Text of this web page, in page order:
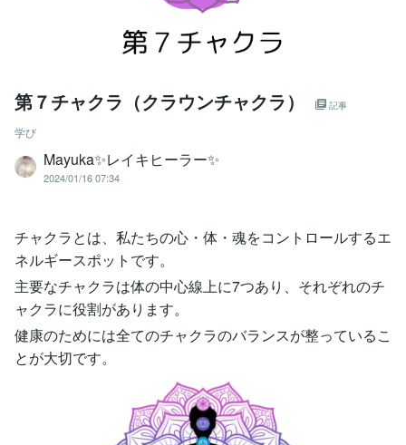
第７チャクラ（クラウンチャクラ） 記事
学び
Mayuka✨レイキヒーラー✨
2024/01/16 07:34
チャクラとは、私たちの心・体・魂をコントロールするエ
ネルギースポットです。
主要なチャクラは体の中心線上に7つあり、それぞれのチ
ャクラに役割があります。
健康のためには全てのチャクラのバランスが整っているこ
とが大切です。